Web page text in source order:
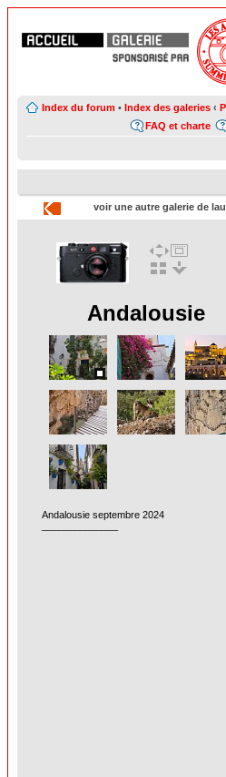
Index du forum • Index des galeries ‹
FAQ et charte
voir une autre galerie de
Andalousie
Andalousie septembre 2024